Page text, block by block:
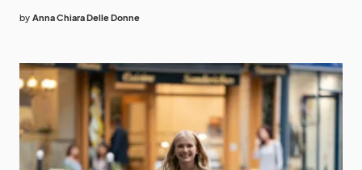
by Anna Chiara Delle Donne